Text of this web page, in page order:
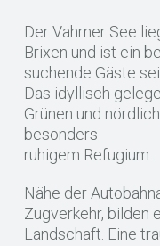
Der Vahrner See
Brixen und ist ein
suchende Gäste
Das idyllisch
Grünen und
besonders
ruhigem Refugium.
Nähe der
Zugverkehr, bilden
Landschaft. Eine